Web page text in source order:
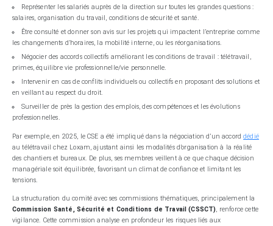
Représenter les salariés auprès de la direction sur toutes les grandes questions :
salaires, organisation du travail, conditions de sécurité et santé.
Être consulté et donner son avis sur les projets qui impactent l’entreprise comme
les changements d’horaires, la mobilité interne, ou les réorganisations.
Négocier des accords collectifs améliorant les conditions de travail : télétravail,
primes, équilibre vie professionnelle/vie personnelle.
Intervenir en cas de conflits individuels ou collectifs en proposant des solutions et
en veillant au respect du droit.
Surveiller de près la gestion des emplois, des compétences et les évolutions
professionnelles.
Par exemple, en 2025, le CSE a été impliqué dans la négociation d’un accorddédié
au télétravail chez Loxam, ajustant ainsi les modalités d’organisation à la réalité
des chantiers et bureaux. De plus, ses membres veillent à ce que chaque décision
managériale soit équilibrée, favorisant un climat de confiance et limitant les
tensions.
La structuration du comité avec ses commissions thématiques, principalement la
Commission Santé, Sécurité et Conditions de Travail (CSSCT), renforce cette
vigilance. Cette commission analyse en profondeur les risques liés aux